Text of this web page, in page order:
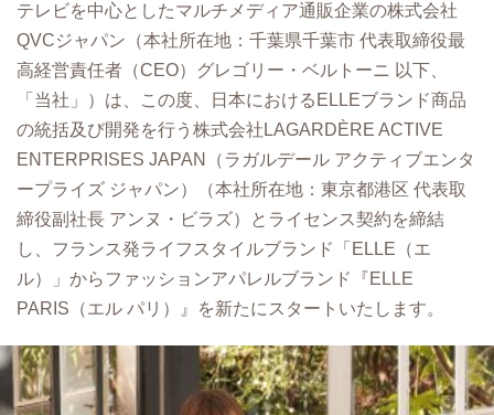
テレビを中⼼としたマルチメディア通販企業の株式会社
QVCジャパン（本社所在地：千葉県千葉市 代表取締役最
⾼経営責任者（CEO）グレゴリー・ベルトーニ 以下、
「当社」）は、この度、⽇本におけるELLEブランド商品
の統括及び開発を⾏う株式会社LAGARDÈRE ACTIVE
ENTERPRISES JAPAN（ラガルデール アクティブエンタ
ープライズ ジャパン）（本社所在地：東京都港区 代表取
締役副社⻑ アンヌ・ビラズ）とライセンス契約を締結
し、フランス発ライフスタイルブランド「ELLE（エ
ル）」からファッションアパレルブランド『ELLE
PARIS（エル パリ）』を新たにスタートいたします。